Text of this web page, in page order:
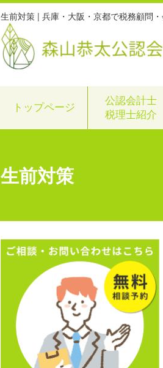
生前対策 | 兵庫・大阪・京都で税務顧問
トップページ
公認会計士
税理士紹介
生前対策